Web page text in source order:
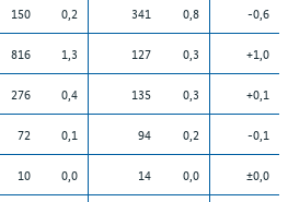
150 0,2 341 0,8 -0,6
816 1,3 127 0,3 +1,0
276 0,4 135 0,3 +0,1
72 0,1 94 0,2 -0,1
10 0,0 14 0,0 ±0,0